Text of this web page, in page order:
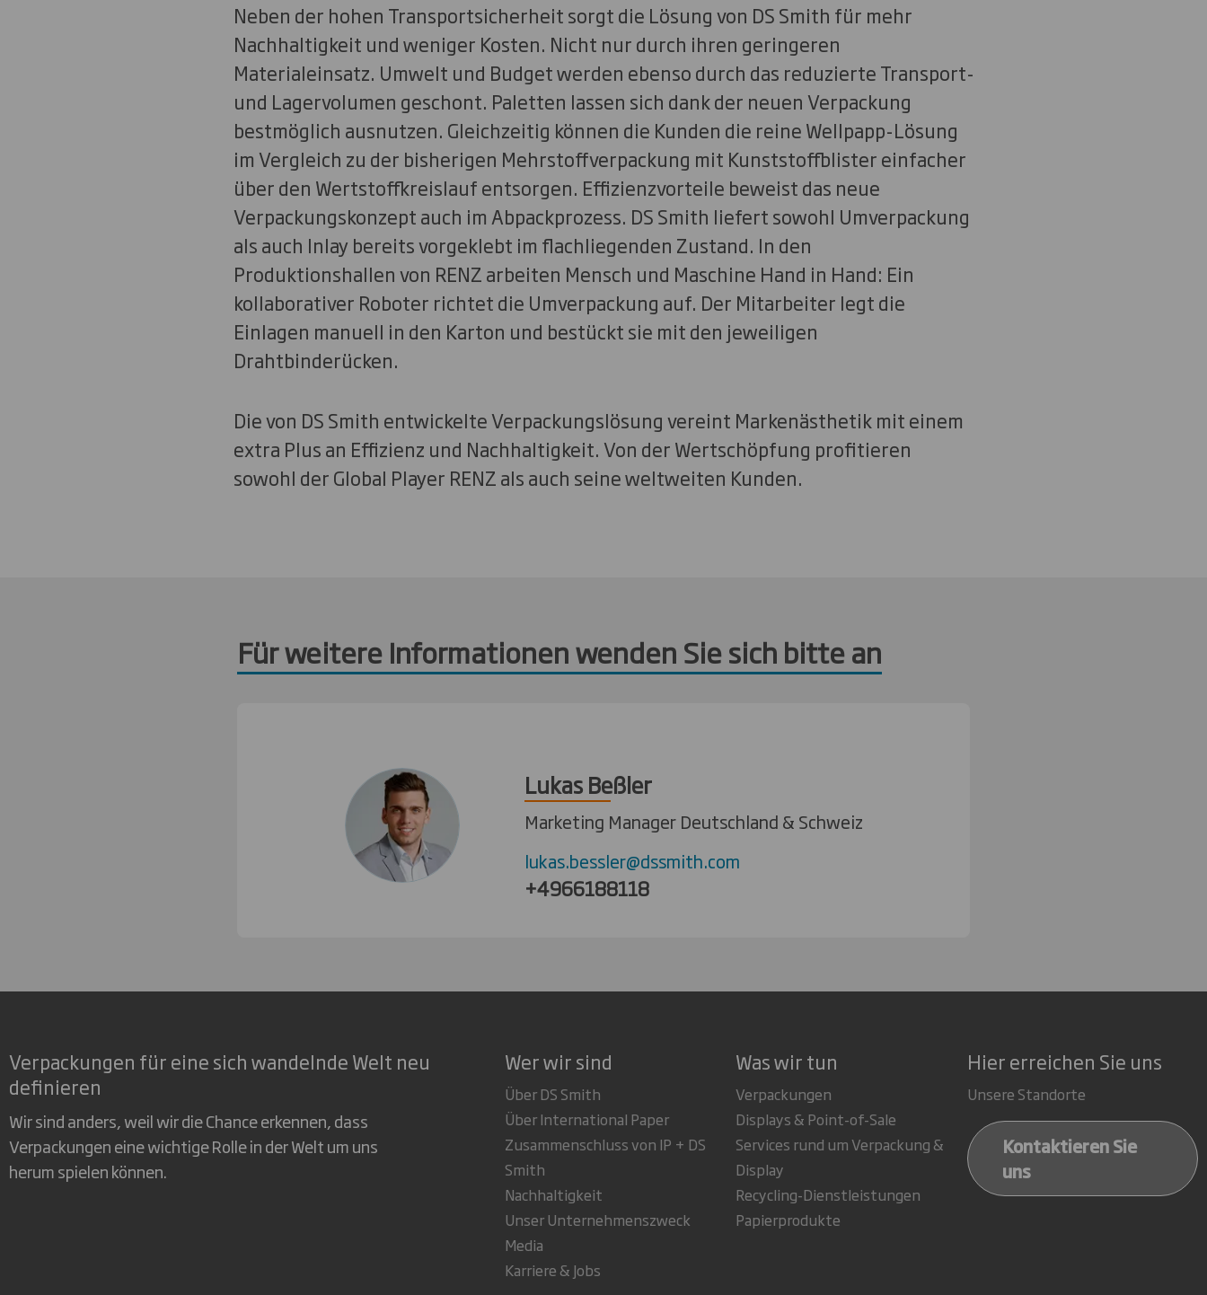
Neben der hohen Transportsicherheit sorgt die Lösung von DS Smith für mehr
Nachhaltigkeit und weniger Kosten. Nicht nur durch ihren geringeren
Materialeinsatz. Umwelt und Budget werden ebenso durch das reduzierte Transport-
und Lagervolumen geschont. Paletten lassen sich dank der neuen Verpackung
bestmöglich ausnutzen. Gleichzeitig können die Kunden die reine Wellpapp-Lösung
im Vergleich zu der bisherigen Mehrstoffverpackung mit Kunststoffblister einfacher
über den Wertstoffkreislauf entsorgen. Effizienzvorteile beweist das neue
Verpackungskonzept auch im Abpackprozess. DS Smith liefert sowohl Umverpackung
als auch Inlay bereits vorgeklebt im flachliegenden Zustand. In den
Produktionshallen von RENZ arbeiten Mensch und Maschine Hand in Hand: Ein
kollaborativer Roboter richtet die Umverpackung auf. Der Mitarbeiter legt die
Einlagen manuell in den Karton und bestückt sie mit den jeweiligen
Drahtbinderücken.
Die von DS Smith entwickelte Verpackungslösung vereint Markenästhetik mit einem
extra Plus an Effizienz und Nachhaltigkeit. Von der Wertschöpfung profitieren
sowohl der Global Player RENZ als auch seine weltweiten Kunden.
Für weitere Informationen wenden Sie sich bitte an
Lukas Beßler
Marketing Manager Deutschland & Schweiz
lukas.bessler@dssmith.com
+4966188118
Verpackungen für eine sich wandelnde Welt neu
definieren
Wir sind anders, weil wir die Chance erkennen, dass
Verpackungen eine wichtige Rolle in der Welt um uns
herum spielen können.
Wer wir sind
Über DS Smith
Über International Paper
Zusammenschluss von IP + DS
Smith
Nachhaltigkeit
Unser Unternehmenszweck
Media
Karriere & Jobs
Was wir tun
Verpackungen
Displays & Point-of-Sale
Services rund um Verpackung &
Display
Recycling-Dienstleistungen
Papierprodukte
Hier erreichen Sie uns
Unsere Standorte
Kontaktieren Sie
uns